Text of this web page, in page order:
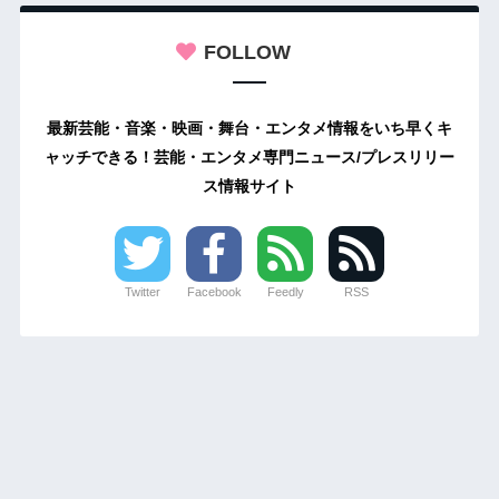
FOLLOW
最新芸能・音楽・映画・舞台・エンタメ情報をいち早くキ
ャッチできる！芸能・エンタメ専門ニュース/プレスリリー
ス情報サイト
Twitter Facebook Feedly RSS